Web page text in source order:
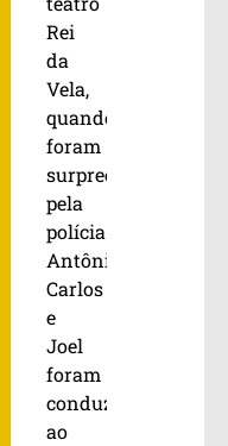
Rei
da
Vela,
quando
foram
surpreendidos
pela
polícia.
Antônio
Carlos
e
Joel
foram
conduzidos
ao